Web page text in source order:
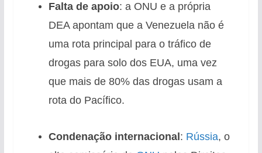
Falta de apoio: a ONU e a própria
DEA apontam que a Venezuela não é
uma rota principal para o tráfico de
drogas para solo dos EUA, uma vez
que mais de 80% das drogas usam a
rota do Pacífico.
Condenação internacional : Rússia, o